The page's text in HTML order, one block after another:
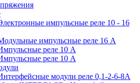
импульсные реле 10 - 16
импульсные реле 16 A
реле 10 A
реле 10 A
модули реле 0,1-2-6-8А